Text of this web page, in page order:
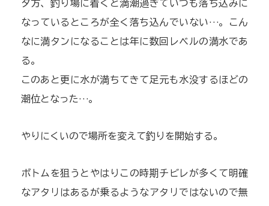
夕方、釣り場に着くと満潮過ぎていつも落ち込みに
なっているところが全く落ち込んでいない…。こん
なに満タンになることは年に数回レベルの満水であ
る。
このあと更に水が満ちてきて足元も水没するほどの
潮位となった…。
やりにくいので場所を変えて釣りを開始する。
ボトムを狙うとやはりこの時期チビレが多くて明確
なアタリはあるが乗るようなアタリではないので無